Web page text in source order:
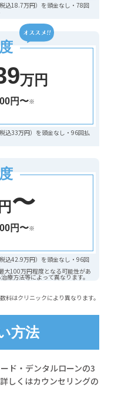
込18.7万円）を頭金なし・78回
万円
円〜※
込33万円）を頭金なし・96回払
〜
円〜※
込42.9万円）を頭金なし・96回
100万円程度となる可能性があ
療方法等によって異なります。
料はクリニックにより異なります。
方法
ド・デンタルローンの3
しくはカウンセリングの